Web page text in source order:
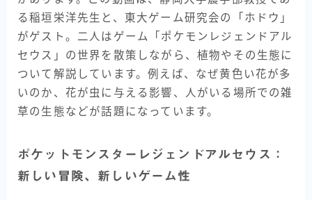
る稲垣栄洋先生と、東大ゲーム研究会の「ホドウ」
がゲスト。二人はゲーム「ポケモンレジェンドアル
セウス」の世界を散策しながら、植物やその生態に
ついて解説しています。例えば、なぜ黄色い花が多
いのか、花が虫に与える影響、人がいる場所での雑
草の生態などが話題になっています。
ポケットモンスターレジェンドアルセウス：
新しい冒険、新しいゲーム性